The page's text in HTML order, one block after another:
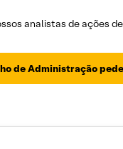
analistas de ações
de Administração